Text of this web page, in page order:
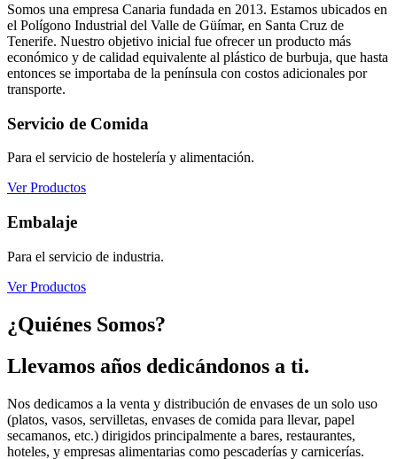
Somos una empresa Canaria fundada en 2013. Estamos ubicados en
el Polígono Industrial del Valle de Güímar, en Santa Cruz de
Tenerife. Nuestro objetivo inicial fue ofrecer un producto más
económico y de calidad equivalente al plástico de burbuja, que hasta
entonces se importaba de la península con costos adicionales por
transporte.
Servicio de Comida
Para el servicio de hostelería y alimentación.
Ver Productos
Embalaje
Para el servicio de industria.
Ver Productos
¿Quiénes Somos?
Llevamos años dedicándonos a ti.
Nos dedicamos a la venta y distribución de envases de un solo uso
(platos, vasos, servilletas, envases de comida para llevar, papel
secamanos, etc.) dirigidos principalmente a bares, restaurantes,
hoteles, y empresas alimentarias como pescaderías y carnicerías.